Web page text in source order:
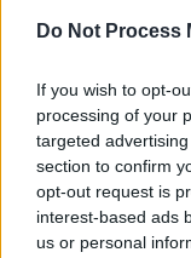
Do Not Process
If you wish to opt-
processing of your
targeted
section to confirm
opt-out request is
interest-based ads
us or personal
*